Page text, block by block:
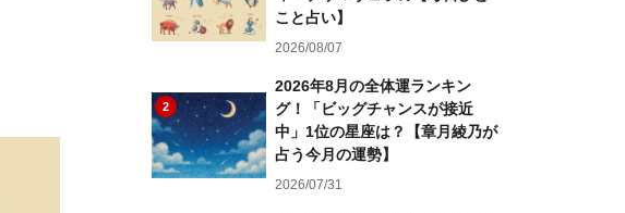
こと占い】
2026/08/07
2
2026年8月の全体運ランキン
グ！「ビッグチャンスが接近
中」1位の星座は？【章月綾乃が
占う今月の運勢】
2026/07/31